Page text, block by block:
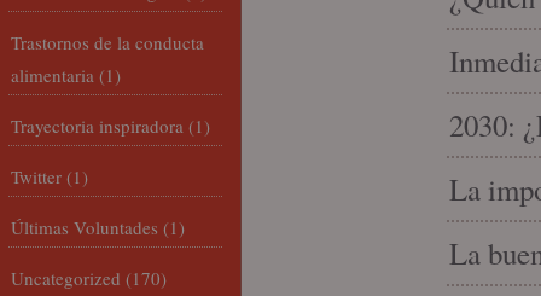
2030:
La
La
Trastornos de la conducta
alimentaria (1)
Trayectoria inspiradora (1)
Twitter (1)
Últimas Voluntades (1)
Uncategorized (170)